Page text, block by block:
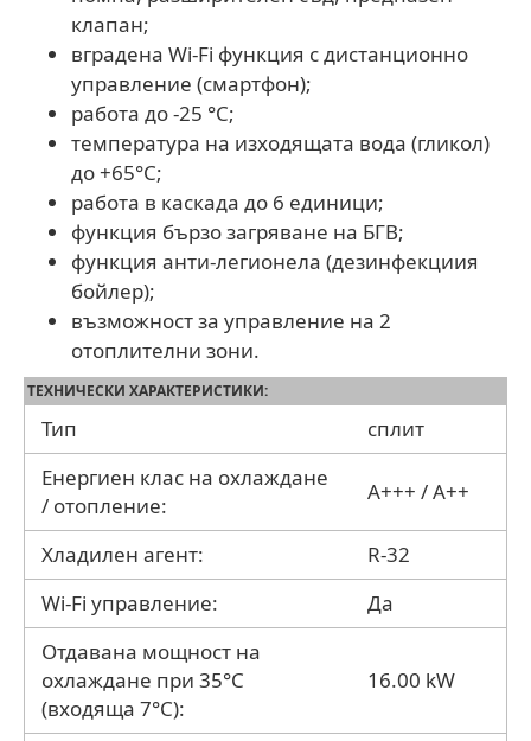
клапан;
вградена Wi-Fi функция с дистанционно
управление (смартфон);
работа до -25 °C;
температура на изходящата вода (гликол)
до +65°C;
работа в каскада до 6 единици;
функция бързо загряване на БГВ;
функция анти-легионела (дезинфекциия
бойлер);
възможност за управление на 2
отоплителни зони.
ТЕХНИЧЕСКИ ХАРАКТЕРИСТИКИ:
Тип
сплит
Енергиен клас на охлаждане
/ отопление:
A+++ / A++
Хладилен агент:
R-32
Wi-Fi управление:
Да
Отдавана мощност на
охлаждане при 35°C
(входяща 7°C):
16.00 kW